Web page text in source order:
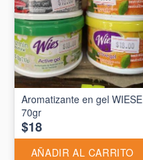
Aromatizante en gel WIESE
70gr
$18
AÑADIR AL CARRITO